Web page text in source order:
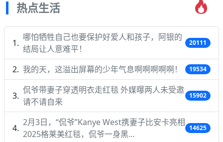
热点生活
哪怕牺牲自己也要保护好爱人和孩子，阿银的
结局让人意难平！
20111
我的天，这溢出屏幕的少年气息啊啊啊啊啊！ 19534
侃爷带妻子穿透明衣走红毯 外媒曝两人未受邀
请不请自来
15902
2月3日，“侃爷”Kanye West携妻子比安卡亮相
2025格莱美红毯，侃爷一身黑…
14625